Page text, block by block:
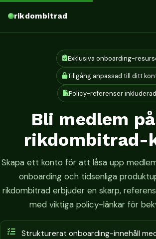
rikdombitrad
Exklusiva onboarding-
Tillgång anpassad till ditt
Policy-referenser
Bli medlem
rikdombitrad-
Skapa ett konto för att låsa upp
onboarding och tidsenliga
rikdombitrad erbjuder en skarp,
med viktiga policy-länkar för
Strukturerat onboarding-innehåll